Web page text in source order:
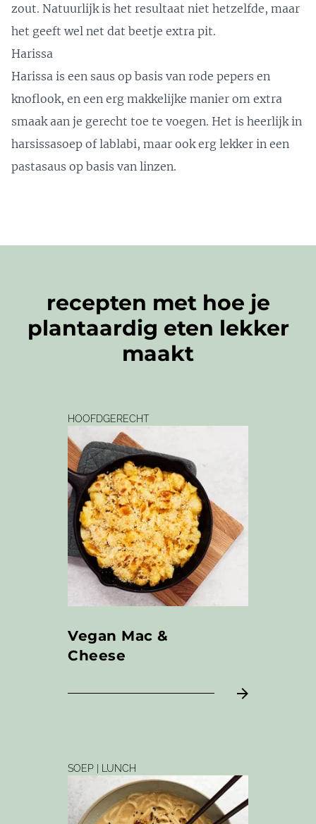
zout. Natuurlijk is het resultaat niet hetzelfde, maar
het geeft wel net dat beetje extra pit.
Harissa
Harissa is een saus op basis van rode pepers en
knoflook, en een erg makkelijke manier om extra
smaak aan je gerecht toe te voegen. Het is heerlijk in
harsissasoep oflablabi, maar ook erg lekker in een
pastasaus op basis van linzen.
recepten met hoe je
plantaardig eten lekker
maakt
HOOFDGERECHT
Vegan Mac &
Cheese
SOEP | LUNCH